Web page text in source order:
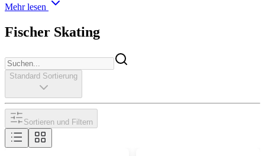
Mehr lesen
Fischer Skating
Standard Sortierung
Sortieren und Filtern